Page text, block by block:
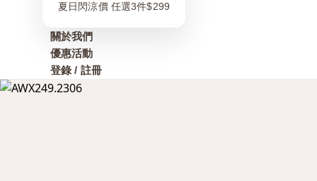
夏日閃涼價 任選3件$299
關於我們
優惠活動
登錄 / 註冊